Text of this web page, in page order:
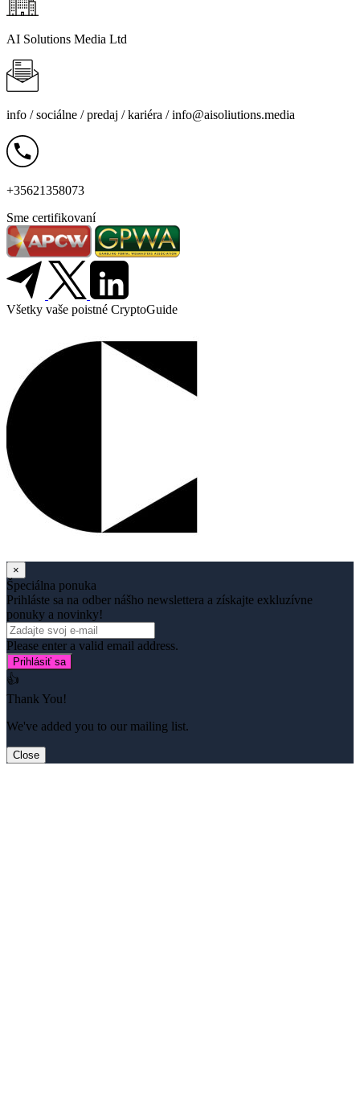
AI Solutions Media Ltd
info /sociálne /predaj /kariéra /info@aisoliutions.media
+35621358073
Sme certifikovaní
Všetky vaše poistné CryptoGuide
×
Špeciálna ponuka
Prihláste sa na odber nášho newslettera a získajte exkluzívne
ponuky a novinky!
Please enter a valid email address.
Prihlásiť sa
👍
Thank You!
We've added you to our mailing list.
Close